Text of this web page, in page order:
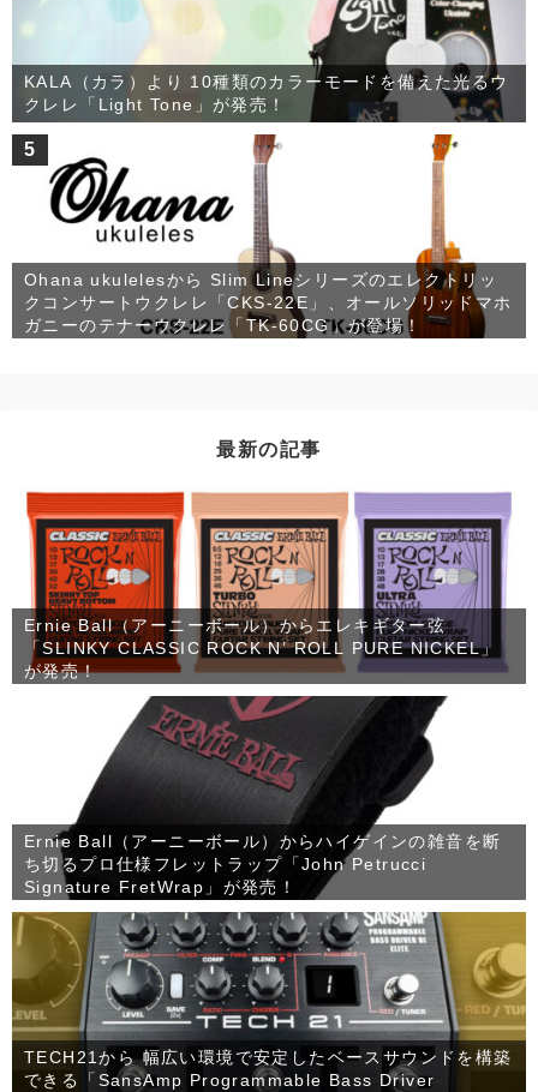
KALA（カラ）より 10種類のカラーモードを備えた光るウ
クレレ「Light Tone」が発売！
5
Ohana ukulelesから Slim Lineシリーズのエレクトリッ
クコンサートウクレレ「CKS-22E」、オールソリッドマホ
ガニーのテナーウクレレ「TK-60CG」が登場！
最新の記事
Ernie Ball（アーニーボール）からエレキギター弦
「SLINKY CLASSIC ROCK N’ ROLL PURE NICKEL」
が発売！
Ernie Ball（アーニーボール）からハイゲインの雑音を断
ち切るプロ仕様フレットラップ「John Petrucci
Signature FretWrap」が発売！
TECH21から 幅広い環境で安定したベースサウンドを構築
できる「SansAmp Programmable Bass Driver